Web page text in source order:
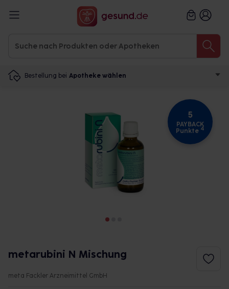
Bestellung bei Apotheke wählen
5
PAYBACK
Punkte 4
metarubini N Mischung
meta Fackler Arzneimittel GmbH